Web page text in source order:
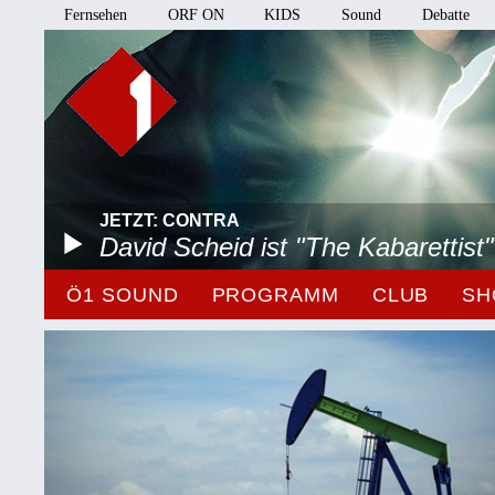
Fernsehen ORF ON KIDS Sound Debatte
JETZT: CONTRA
David Scheid ist "The Kabarettist"
Ö1 SOUND PROGRAMM CLUB